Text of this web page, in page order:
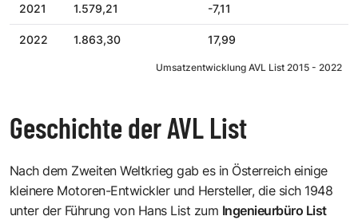
2021 1.579,21 -7,11
2022 1.863,30 17,99
Umsatzentwicklung AVL List 2015 - 2022
Geschichte der AVL List
Nach dem Zweiten Weltkrieg gab es in Österreich einige
kleinere Motoren-Entwickler und Hersteller, die sich 1948
unter der Führung von Hans List zum Ingenieurbüro List